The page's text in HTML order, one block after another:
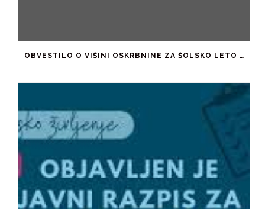
OBVESTILO O VIŠINI OSKRBNINE ZA ŠOLSKO LETO 2026/2027